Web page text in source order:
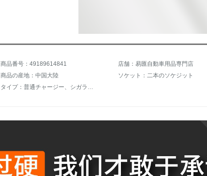
商品番号：49189614841
店舗：易匯自動車用品専門店
商品の産地：中国大陸
ソケット：二本のソケジット
タイプ：普通チャージー、シガラスタ、快充